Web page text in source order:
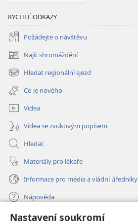
Nastavení soukromí
RYCHLÉ ODKAZY
Požádejte o návštěvu
Najít shromáždění
(otevřeno
nové
okno)
Hledat regionální sjezd
(otevřeno
nové
okno)
Co je nového
Videa
Videa se zvukovým popisem
Hledat
Materiály pro lékaře
Informace pro média a vládní úředníky
Nápověda